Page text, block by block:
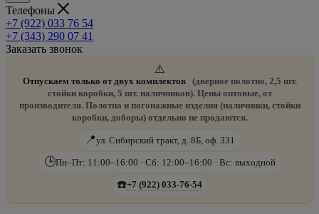
Телефоны
+7 (922) 033 76 54
+7 (343) 290 07 41
Заказать звонок
⚠️
Отпускаем только от двух комплектов
(дверное полотно, 2,5 шт.
стойки коробки, 5 шт. наличников). Цены оптовые, от
производителя. Полотна и погонажные изделия (наличники, стойки
коробки, доборы) отдельно не продаются.
📍ул. Сибирский тракт, д. 8Б, оф. 331
🕒Пн–Пт: 11:00–16:00 · Сб: 12:00–16:00 · Вс: выходной
☎️+7 (922) 033-76-54